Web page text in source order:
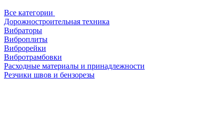
Все категории
Дорожностроительная техника
Вибраторы
Виброплиты
Виброрейки
Вибротрамбовки
Расходные материалы и принадлежности
Резчики швов и бензорезы